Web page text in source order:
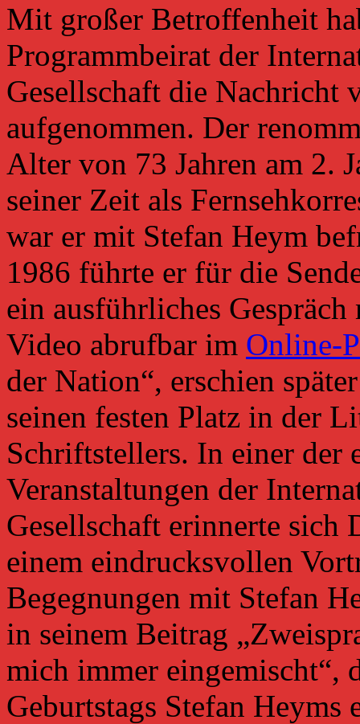
Mit großer Betroffenheit
Programmbeirat der
Gesellschaft die Nachricht
aufgenommen. Der
Alter von 73 Jahren am 2.
seiner Zeit als
war er mit Stefan Heym
1986 führte er für die
ein ausführliches
Video abrufbar im Online-
der Nation“, erschien
seinen festen Platz in der
Schriftstellers. In einer der
Veranstaltungen der
Gesellschaft erinnerte
einem eindrucksvollen
Begegnungen mit Stefan
in seinem Beitrag
mich immer eingemischt“,
Geburtstags Stefan Heyms